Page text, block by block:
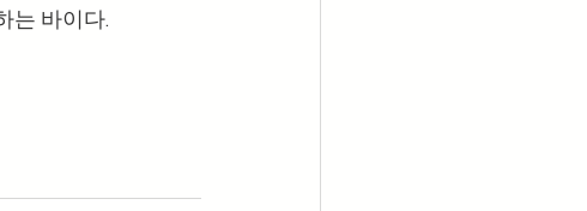
는 바이다.